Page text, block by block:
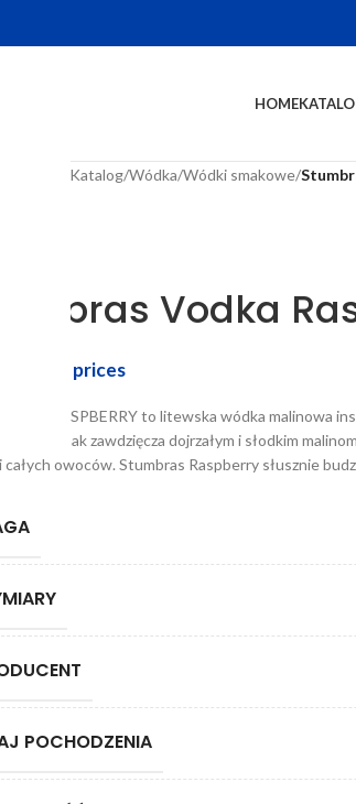
HOME
Katalog/Wódka/Wódki smakowe/
Vodka
to see prices
RASPBERRY to litewska wódka malinowa
smak zawdzięcza dojrzałym i słodkim
całych owoców. Stumbras Raspberry słusznie
POCHODZENIA